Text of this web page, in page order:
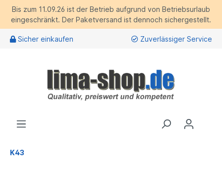
Bis zum 11.09.26 ist der Betrieb aufgrund von Betriebsurlaub
eingeschränkt. Der Paketversand ist dennoch sichergestellt.
Sicher einkaufen Zuverlässiger Service
K43